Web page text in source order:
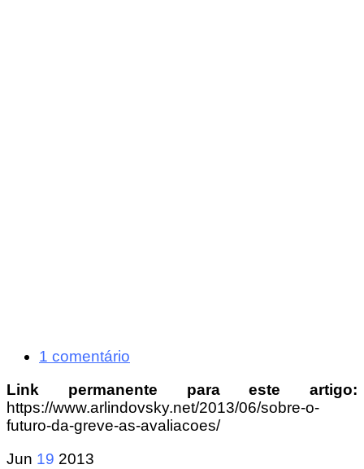
1 comentário
Link permanente para este artigo:
https://www.arlindovsky.net/2013/06/sobre-o-
futuro-da-greve-as-avaliacoes/
Jun 19 2013